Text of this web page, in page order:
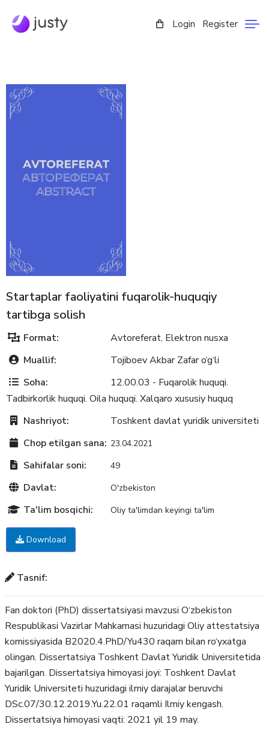
Login Register
Startaplar faoliyatini fuqarolik-huquqiy
tartibga solish
Format: Avtoreferat, Elektron nusxa
Muallif:
Tojiboev Akbar Zafar o‘g‘li
Soha:
12.00.03 - Fuqarolik huquqi.
Tadbirkorlik huquqi. Oila huquqi. Xalqaro xususiy huquq
Nashriyot:
Toshkent davlat yuridik universiteti
Chop etilgan sana: 23.04.2021
Sahifalar soni: 49
Davlat: O'zbekiston
Ta'lim bosqichi: Oliy ta'limdan keyingi ta'lim
Download
Tasnif:
Fan doktori (PhD) dissertatsiyasi mavzusi O‘zbekiston
Respublikasi Vazirlar Mahkamasi huzuridagi Oliy attestatsiya
komissiyasida B2020.4.PhD/Yu430 raqam bilan ro‘yxatga
olingan. Dissertatsiya Toshkent Davlat Yuridik Universitetida
bajarilgan. Dissertatsiya himoyasi joyi: Toshkent Davlat
Yuridik Universiteti huzuridagi ilmiy darajalar beruvchi
DSc.07/30.12.2019.Yu.22.01 raqamli Ilmiy kengash.
Dissertatsiya himoyasi vaqti: 2021 yil 19 may.